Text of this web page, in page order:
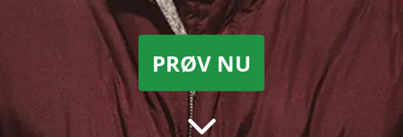
PRØV NU